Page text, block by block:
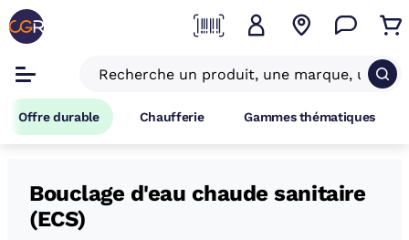
Offre durable Chaufferie Gammes thématiques
Bouclage d'eau chaude sanitaire
(ECS)